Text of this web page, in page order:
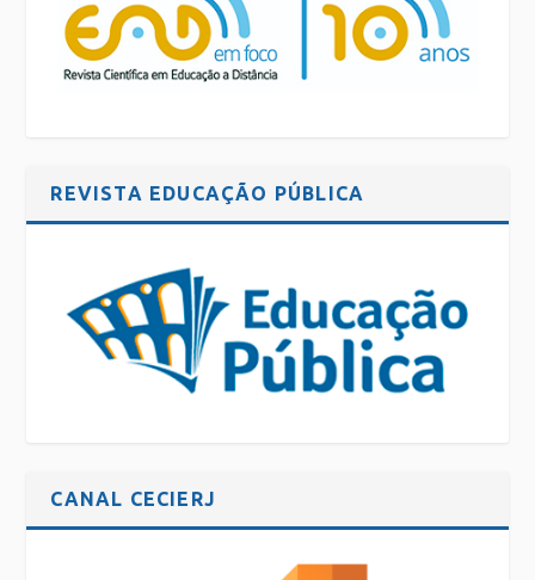
REVISTA EDUCAÇÃO PÚBLICA
CANAL CECIERJ